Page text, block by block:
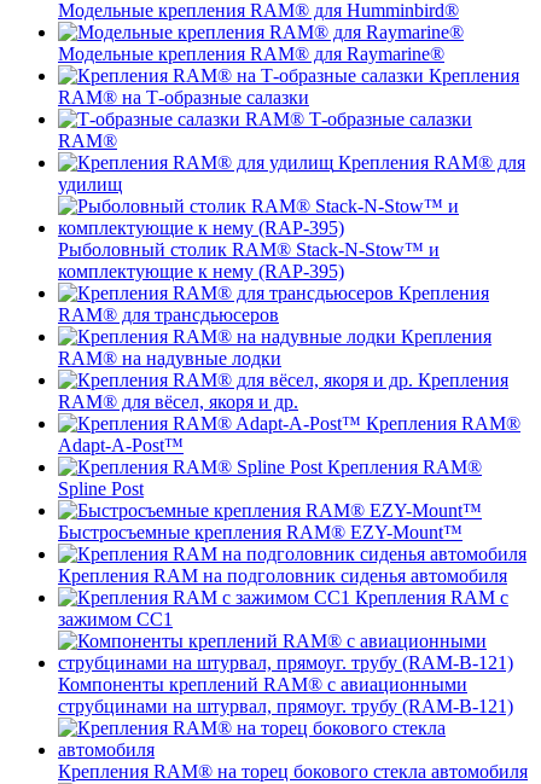
Модельные крепления RAM® для Humminbird®
Модельные крепления RAM® для Raymarine®
Крепления
RAM® на Т-образные салазки
Т-образные салазки
RAM®
Крепления RAM® для
удилищ
Рыболовный столик RAM® Stack-N-Stow™ и
комплектующие к нему (RAP-395)
Крепления
RAM® для трансдьюсеров
Крепления
RAM® на надувные лодки
Крепления
RAM® для вёсел, якоря и др.
Крепления RAM®
Adapt-A-Post™
Крепления RAM®
Spline Post
Быстросъемные крепления RAM® EZY-Mount™
Крепления RAM на подголовник сиденья автомобиля
Крепления RAM с
зажимом СС1
Компоненты креплений RAM® с авиационными
струбцинами на штурвал, прямоуг. трубу (RAM-B-121)
Крепления RAM® на торец бокового стекла автомобиля